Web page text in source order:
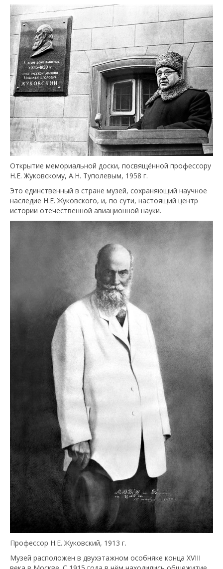
Открытие мемориальной доски, посвящённой профессору
Н.Е. Жуковскому, А.Н. Туполевым, 1958 г.
Это единственный в стране музей, сохраняющий научное
наследие Н.Е. Жуковского, и, по сути, настоящий центр
истории отечественной авиационной науки.
Профессор Н.Е. Жуковский, 1913 г.
Музей расположен в двухэтажном особняке конца XVIII